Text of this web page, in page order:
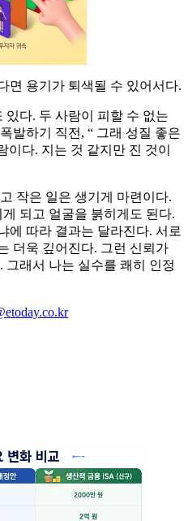
면 용기가 퇴색될 수 있어서다.
있다. 두 사람이 피할 수 없는
발하기 직전, “ 그래 성질 좋은
이다. 지는 것 같지만 진 것이
작은 일은 생기게 마련이다.
되고 얼굴을 붉히게도 된다.
에 따라 결과는 달라진다. 서로
더욱 깊어진다. 그런 신뢰가
그래서 나는 실수를 쾌히 인정